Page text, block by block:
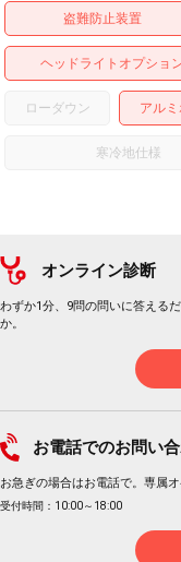
盗難防止装置
ヘッドライトオプショ
ローダウン アル
寒冷地仕様
オンライン診断
わずか1分、9問の問いに答える
か。
お電話でのお問い
お急ぎの場合はお電話で。専属
受付時間：10:00～18:00